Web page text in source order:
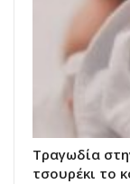
Τραγωδία
τσουρέκι το